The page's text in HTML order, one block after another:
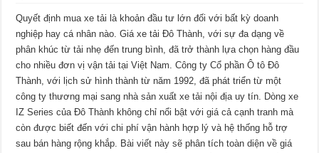
Tải
Đô
Thành:
Phân
Tích
&
So
Sánh
08/2026
Quyết định mua xe tải là khoản đầu tư lớn đối với bất kỳ doanh
nghiệp hay cá nhân nào. Giá xe tải Đô Thành, với sự đa dạng về
phân khúc từ tải nhẹ đến trung bình, đã trở thành lựa chọn hàng đầu
cho nhiều đơn vị vận tải tại Việt Nam. Công ty Cổ phần Ô tô Đô
Thành, với lịch sử hình thành từ năm 1992, đã phát triển từ một
công ty thương mại sang nhà sản xuất xe tải nội địa uy tín. Dòng xe
IZ Series của Đô Thành không chỉ nổi bật với giá cả cạnh tranh mà
còn được biết đến với chi phí vận hành hợp lý và hệ thống hỗ trợ
sau bán hàng rộng khắp. Bài viết này sẽ phân tích toàn diện về giá